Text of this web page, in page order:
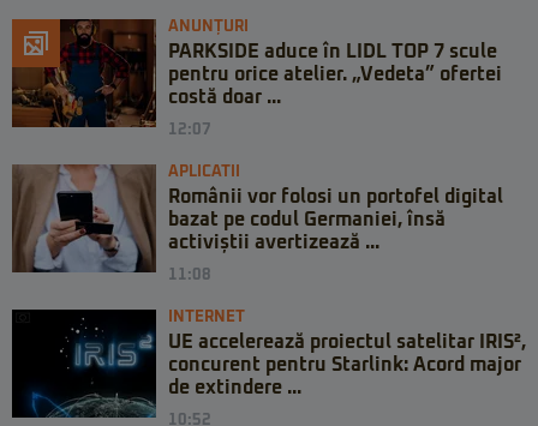
ANUNȚURI
PARKSIDE aduce în LIDL TOP 7 scule
pentru orice atelier. „Vedeta” ofertei
costă doar ...
12:07
APLICATII
Românii vor folosi un portofel digital
bazat pe codul Germaniei, însă
activiștii avertizează ...
11:08
INTERNET
UE accelerează proiectul satelitar IRIS²,
concurent pentru Starlink: Acord major
de extindere ...
10:52